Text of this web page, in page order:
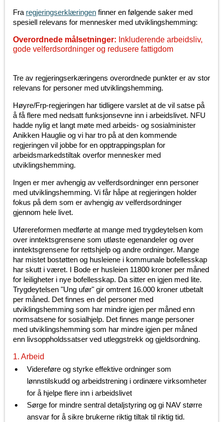
Fra regjeringserklæringen finner en følgende saker med
spesiell relevans for mennesker med utviklingshemming:
Overordnede målsetninger: Inkluderende arbeidsliv,
gode velferdsordninger og redusere fattigdom
Tre av regjeringserkæringens overordnede punkter er av stor
relevans for personer med utviklingshemming.
Høyre/Frp-regjeringen har tidligere varslet at de vil satse på
å få flere med nedsatt funksjonsevne inn i arbeidslivet. NFU
hadde nylig et langt møte med arbeids- og sosialminister
Anikken Hauglie og vi har tro på at den kommende
regjeringen vil jobbe for en opptrappingsplan for
arbeidsmarkedstiltak overfor mennesker med
utviklingshemming.
Ingen er mer avhengig av velferdsordninger enn personer
med utviklingshemming. Vi får håpe at regjeringen holder
fokus på dem som er avhengig av velferdsordninger
gjennom hele livet.
Uførereformen medførte at mange med trygdeytelsen kom
over inntektsgrensene som utløste egenandeler og over
inntektsgrensene for rettshjelp og andre ordninger. Mange
har mistet bostøtten og husleiene i kommunale bofellesskap
har skutt i været. I Bode er husleien 11800 kroner per måned
for leiligheter i nye bofellesskap. Da sitter en igjen med lite.
Trygdeytelsen "Ung ufør" gir omtrent 16.000 kroner utbetalt
per måned. Det finnes en del personer med
utviklingshemming som har mindre igjen per måned enn
normsatsene for sosialhjelp. Det finnes mange personer
med utviklingshemming som har mindre igjen per måned
enn livsoppholdssatser ved utleggstrekk og gjeldsordning.
1. Arbeid
Videreføre og styrke effektive ordninger som
lønnstilskudd og arbeidstrening i ordinære virksomheter
for å hjelpe flere inn i arbeidslivet
Sørge for mindre sentral detaljstyring og gi NAV større
ansvar for å sikre brukerne riktig tiltak til riktig tid.